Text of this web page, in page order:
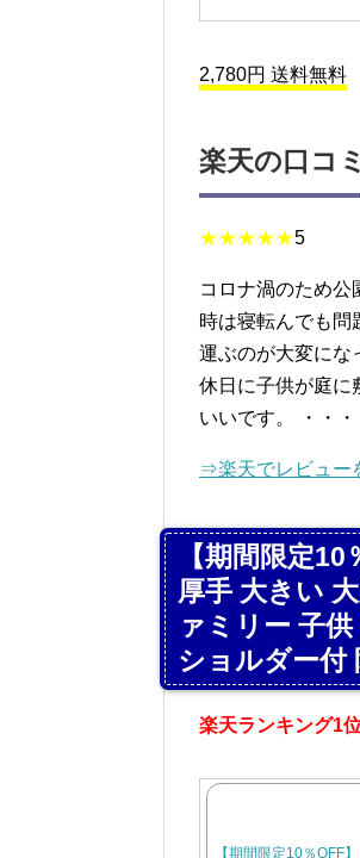
2,780円 送料無料
楽天の口コ
★★★★★5
コロナ渦のため公
時は寝転んでも問
運ぶのが大変にな
休日に子供が庭に
いいです。 ・・・
⇒楽天でレビュー
【期間限定
厚手 大きい
ァミリー 子
ショルダー付
楽天ランキング1
【期間限定10％OFF